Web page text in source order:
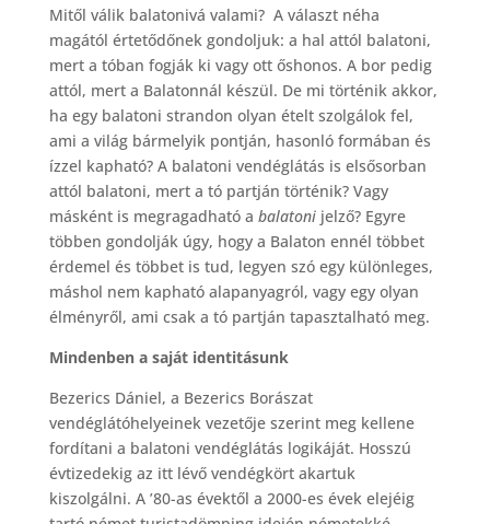
Mitől válik balatonivá valami? A választ néha
magától értetődőnek gondoljuk: a hal attól balatoni,
mert a tóban fogják ki vagy ott őshonos. A bor pedig
attól, mert a Balatonnál készül. De mi történik akkor,
ha egy balatoni strandon olyan ételt szolgálok fel,
ami a világ bármelyik pontján, hasonló formában és
ízzel kapható? A balatoni vendéglátás is elsősorban
attól balatoni, mert a tó partján történik? Vagy
másként is megragadható a balatonijelző? Egyre
többen gondolják úgy, hogy a Balaton ennél többet
érdemel és többet is tud, legyen szó egy különleges,
máshol nem kapható alapanyagról, vagy egy olyan
élményről, ami csak a tó partján tapasztalható meg.
Mindenben a saját identitásunk
Bezerics Dániel, a Bezerics Borászat
vendéglátóhelyeinek vezetője szerint meg kellene
fordítani a balatoni vendéglátás logikáját. Hosszú
évtizedekig az itt lévő vendégkört akartuk
kiszolgálni. A ’80-as évektől a 2000-es évek elejéig